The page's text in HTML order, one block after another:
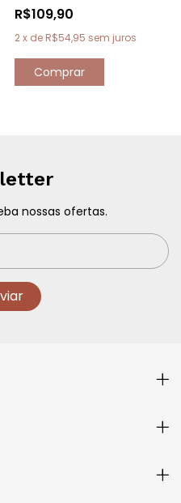
R$109,90
2 x de R$54,95 sem juros
nossas ofertas.